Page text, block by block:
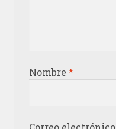
Nombre *